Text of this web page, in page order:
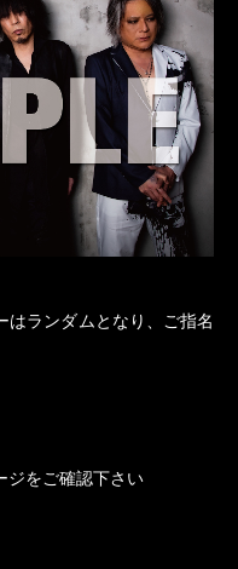
ランダムとなり、ご指名
ジをご確認下さい